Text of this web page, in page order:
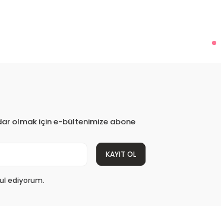
olmak için e-bültenimize abone
KAYIT OL
ediyorum.